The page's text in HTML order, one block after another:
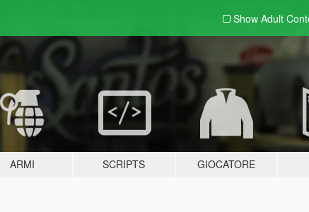
Show Adult
ARMI SCRIPTS GIOCATORE